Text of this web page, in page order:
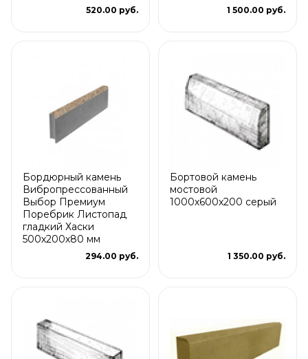
520.00 руб. 1 500.00 руб.
Бордюрный камень
Вибропрессованный
Выбор Премиум
Поребрик Листопад
гладкий Хаски
500х200х80 мм
294.00 руб.
Бортовой камень
мостовой
1000х600x200 серый
1 350.00 руб.